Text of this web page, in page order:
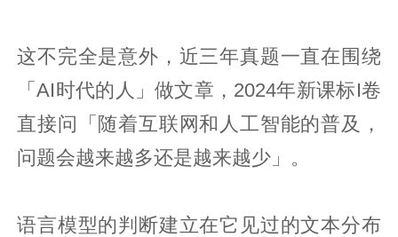
这不完全是意外，近三年真题一直在围绕
「AI时代的人」做文章，2024年新课标I卷
直接问「随着互联网和人工智能的普及，
问题会越来越多还是越来越少」。
语言模型的判断建立在它见过的文本分布